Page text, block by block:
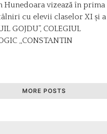
Hunedoara vizează în prima
cu elevii claselor XI și a
GOJDU”, COLEGIUL
,,CONSTANTIN
MORE POSTS